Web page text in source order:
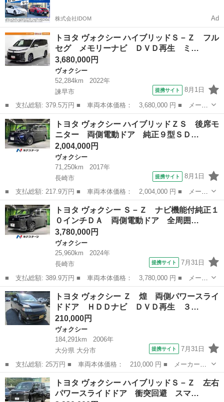
ンプ 乗車定員７
人 ３列シート
（車検整備付）
ビーム オートライ
（
株式会社IDOM Ad
トヨタ ヴォクシー ハイブリッドＳ－Ｚ フル
セグ メモリーナビ ＤＶＤ再生 ミ…
3,680,000円
ヴォクシー
52,284km
2022年
諫早市
提携サイト 8月1日
■ 支払総額: 379.5万円 ■ 車両本体価格： 3,680,000 円 ■ メーカ
ー名： トヨタ ■ 車種名： ヴォクシー ■ グレード名： ハイブ
リッドＳ－Ｚ フルセグ メモリーナビ ＤＶＤ再生 ミュージック
プレイヤ...
長崎 諫早市 ヴォクシー
トヨタ ヴォクシー ハイブリッドＺＳ 後席モ
ニター 両側電動ドア 純正９型ＳＤ…
2,004,000円
ヴォクシー
71,250km
2017年
長崎市
提携サイト 8月1日
■ 支払総額: 217.9万円 ■ 車両本体価格： 2,004,000 円 ■ メーカ
ー名： トヨタ ■ 車種名： ヴォクシー ■ グレード名： ハイブ
リッドＺＳ 後席モニター 両側電動ドア 純正９型ＳＤナビ バッ
クカメラ...
長崎 長崎市 ヴォクシー
トヨタ ヴォクシー Ｓ－Ｚ ナビ機能付純正１
０インチＤＡ 両側電動ドア 全周囲…
3,780,000円
ヴォクシー
25,960km
2024年
長崎市
提携サイト 7月31日
■ 支払総額: 389.9万円 ■ 車両本体価格： 3,780,000 円 ■ メーカ
ー名： トヨタ ■ 車種名： ヴォクシー ■ グレード名： Ｓ－
Ｚ ナビ機能付純正１０インチＤＡ 両側電動ドア 全周囲カメラ
衝突被害軽...
長崎 長崎市 ヴォクシー
トヨタ ヴォクシー Ｚ 煌 両側パワースライ
ドドア ＨＤＤナビ ＤＶＤ再生 ３…
210,000円
ヴォクシー
184,291km
2006年
大分県 大分市
提携サイト 7月31日
■ 支払総額: 25万円 ■ 車両本体価格： 210,000 円 ■ メーカー
名： トヨタ ■ 車種名： ヴォクシー ■ グレード名： Ｚ 煌
両側パワースライドドア ＨＤＤナビ ＤＶＤ再生 ３列シート ダ
ブルエアコン Ａ...
大分 大分市 ヴォクシー
トヨタ ヴォクシー ハイブリッドＳ－Ｚ 左右
パワースライドドア 衝突回避 スマ…